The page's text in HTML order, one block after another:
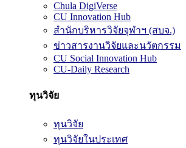
Chula DigiVerse
CU Innovation Hub
สำนักบริหารวิจัยจุฬาฯ (สบจ.)
ข่าวสารงานวิจัยและนวัตกรรม
CU Social Innovation Hub
CU-Daily Research
ทุนวิจัย
ทุนวิจัย
ทุนวิจัยในประเทศ